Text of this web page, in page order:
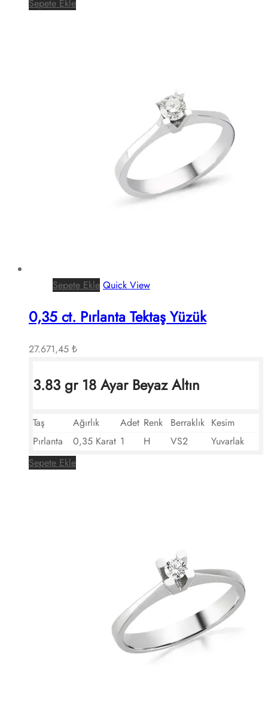
Sepete Ekle
Sepete Ekle Quick View
0,35 ct. Pırlanta Tektaş Yüzük
27.671,45 ₺
3.83 gr 18 Ayar Beyaz Altın
Taş Ağırlık Adet Renk Berraklık Kesim
Pırlanta
0,35 Karat 1 H VS2
Yuvarlak
Sepete Ekle